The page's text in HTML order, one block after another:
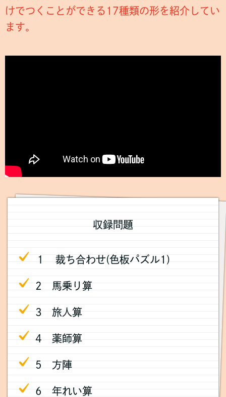
けでつくことができる17種類の形を紹介してい
ます。
収録問題
１ 裁ち合わせ(色板パズル1)
2 馬乗り算
3 旅人算
4 薬師算
5 方陣
6 年れい算